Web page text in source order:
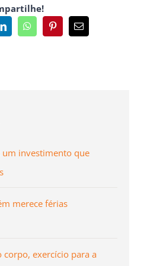
LinkedInWhatsAppPinterestEmail
(necessário
um investimento que
merece férias
corpo, exercício para a